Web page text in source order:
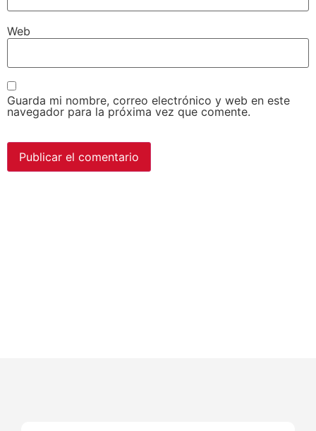
Web
Guarda mi nombre, correo electrónico y web en este
navegador para la próxima vez que comente.